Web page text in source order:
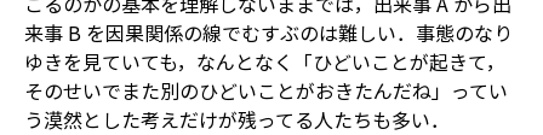
来事 B を因果関係の線でむすぶのは難しい．事態のなり
ゆきを見ていても，なんとなく「ひどいことが起きて，
そのせいでまた別のひどいことがおきたんだね」ってい
う漠然とした考えだけが残ってる人たちも多い．